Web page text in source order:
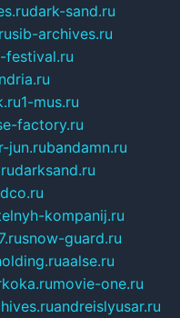
dark-sand.ru
sib-archives.ru
festival.ru
1-mus.ru
factory.ru
jun.rubandamn.ru
darksand.ru
kompanij.ru
snow-guard.ru
aalse.ru
movie-one.ru
andreislyusar.ru